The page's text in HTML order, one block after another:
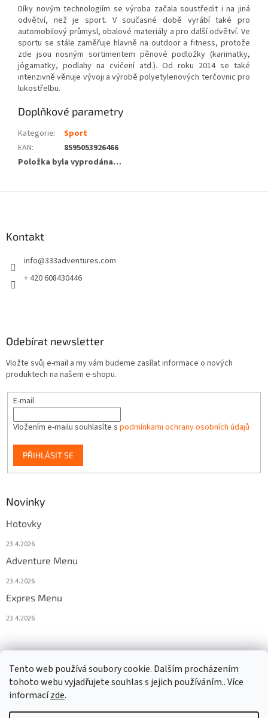
Tento web používá soubory cookie. Dalším procházením
tohoto webu vyjadřujete souhlas s jejich používáním.. Více
informacízde.
Díky novým technologiím se výroba začala soustředit i na jiná
odvětví, než je sport. V současné době vyrábí také pro
automobilový průmysl, obalové materiály a pro další odvětví. Ve
sportu se stále zaměřuje hlavně na outdoor a fitness, protože
zde jsou nosným sortimentem pěnové podložky (karimatky,
jógamatky, podlahy na cvičení atd.). Od roku 2014 se také
intenzivně věnuje vývoji a výrobě polyetylenových terčovnic pro
lukostřelbu.
Doplňkové parametry
Kategorie:
Sport
EAN:
8595053926466
Položka byla vyprodána…
Kontakt
info@333adventures.com
+ 420 608430446
Odebírat newsletter
Vložte svůj e-mail a my vám budeme zasílat informace o nových
produktech na našem e-shopu.
E-mail
Vložením e-mailu souhlasíte s podmínkami ochrany osobních údajů
PŘIHLÁSIT SE
Novinky
Hotovky
23.4.2026
Adventure Menu
23.4.2026
Expres Menu
23.4.2026